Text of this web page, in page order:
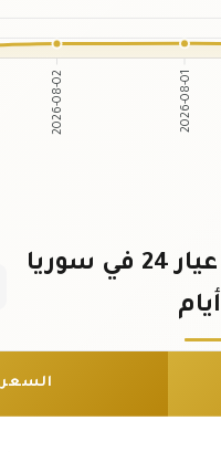
2026-08-02 2026-08-01
سعر الجنية الذهب عيار 24 في سوريا
السعر